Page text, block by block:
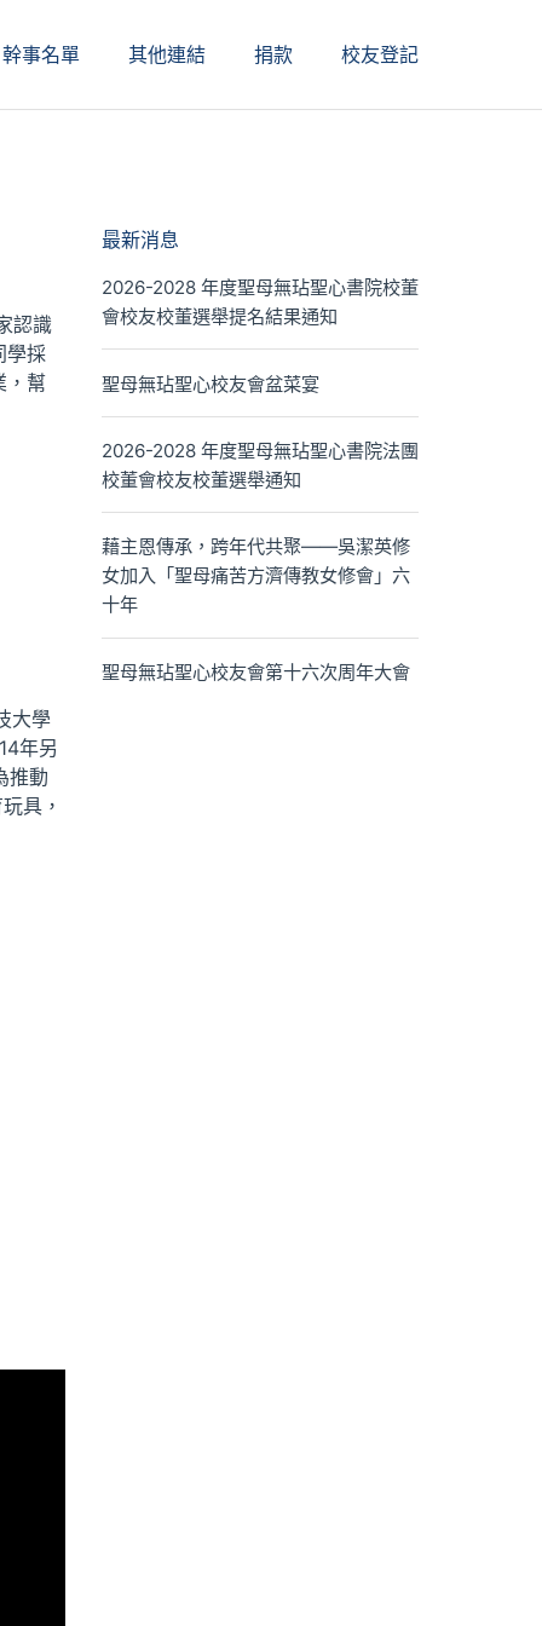
幹事名單 其他連結 捐款 校友登記
認識
學採
，幫
大學
年另
推動
具，
最新消息
2026-2028 年度聖母無玷聖心書院校董
會校友校董選舉提名結果通知
聖母無玷聖心校友會盆菜宴
2026-2028 年度聖母無玷聖心書院法團
校董會校友校董選舉通知
藉主恩傳承，跨年代共聚——吳潔英修
女加入「聖母痛苦方濟傳教女修會」六
十年
聖母無玷聖心校友會第十六次周年大會